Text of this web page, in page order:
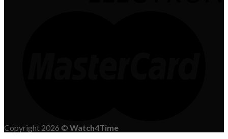
Copyright 2026 © Watch4Time